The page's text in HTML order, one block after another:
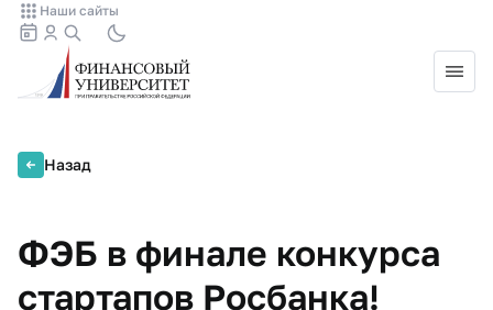
Наши сайты
Назад
ФЭБ в финале конкурса
стартапов Росбанка!